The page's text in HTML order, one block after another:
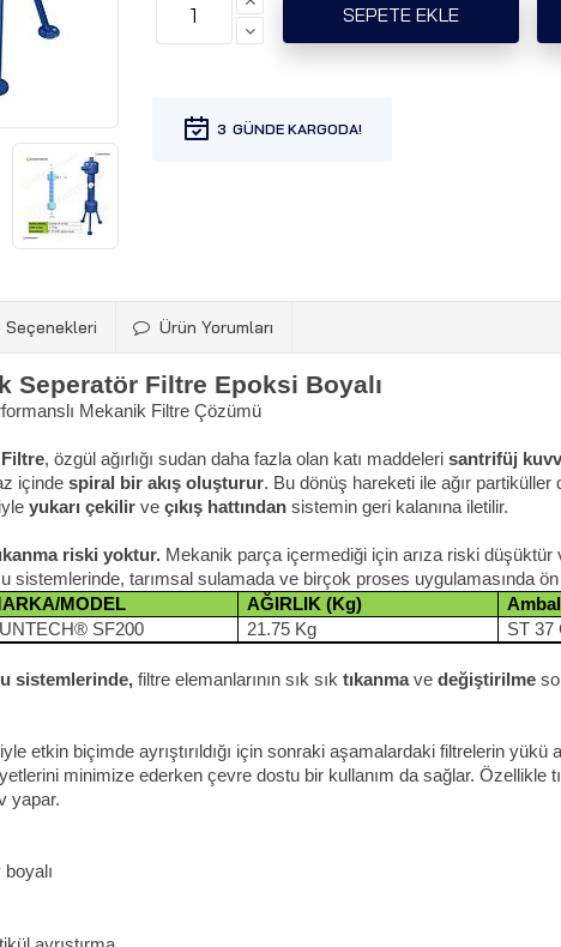
3
Ürün Yorumları
Seperatör Filtre Epoksi Boyalı
Mekanik Filtre Çözümü
Filtre, özgül ağırlığı sudan daha fazla olan katı maddeleri santrifüj
içinde spiral bir akış oluşturur. Bu dönüş hareketi ile ağır partiküller
yukarı çekilir ve çıkış hattından sistemin geri kalanına iletilir.
riski yoktur. Mekanik parça içermediği için arıza riski
sistemlerinde, tarımsal sulamada ve birçok proses uygulamasında
MODEL
AĞIRLIK (Kg)
SF200
21.75 Kg ST 37
sistemlerinde, filtre elemanlarının sık sık tıkanmave değiştirilme
etkin biçimde ayrıştırıldığı için sonraki aşamalardaki filtrelerin yükü
minimize ederken çevre dostu bir kullanım da sağlar. Özellikle
yapar.